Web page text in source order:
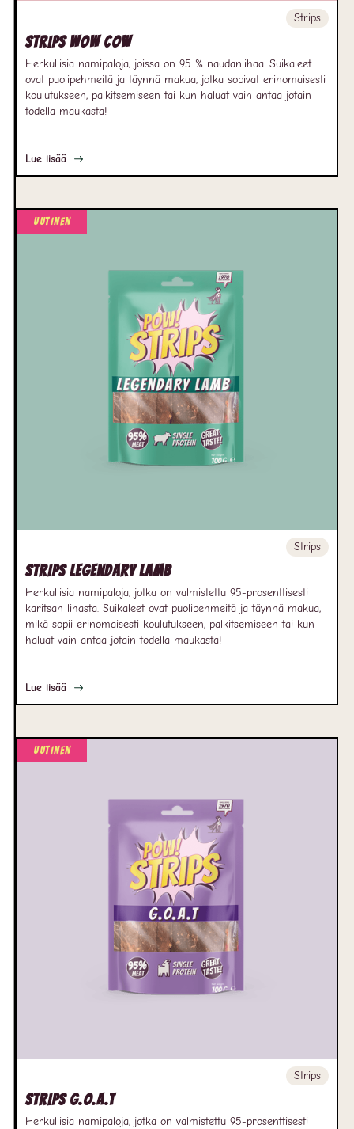
Strips
Strips Wow Cow
Herkullisia namipaloja, joissa on 95 % naudanlihaa. Suikaleet
ovat puolipehmeitä ja täynnä makua, jotka sopivat erinomaisesti
koulutukseen, palkitsemiseen tai kun haluat vain antaa jotain
todella maukasta!
Lue lisää
Uutinen
Strips
Strips Legendary Lamb
Herkullisia namipaloja, jotka on valmistettu 95-prosenttisesti
karitsan lihasta. Suikaleet ovat puolipehmeitä ja täynnä makua,
mikä sopii erinomaisesti koulutukseen, palkitsemiseen tai kun
haluat vain antaa jotain todella maukasta!
Lue lisää
Uutinen
Strips
Strips G.O.A.T
Herkullisia namipaloja, jotka on valmistettu 95-prosenttisesti